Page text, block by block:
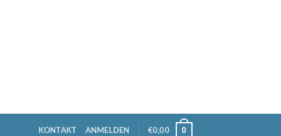
KONTAKT ANMELDEN €0,00 0